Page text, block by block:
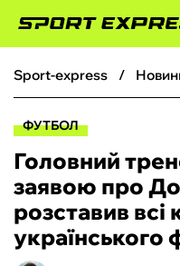
ФУТБОЛ
БОКС
ХОКЕЙ
sport-express
ФУТБОЛ
Головний
заявою про
розставив
українського